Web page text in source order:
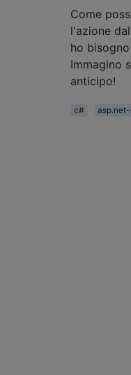
Come
l'azione
ho
Immagino
anticipo!
c#